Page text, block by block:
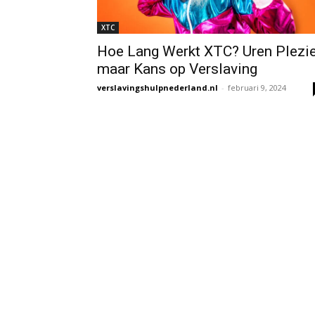
XTC
Hoe Lang Werkt XTC? Uren
maar Kans op Verslaving
verslavingshulpnederland.nl - februari 9, 2024